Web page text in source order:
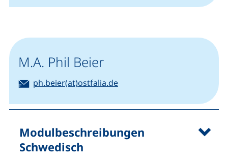
M.A. Phil Beier
E-Mail:
ph.beier(at)ostfalia.de
Modulbeschreibungen
Schwedisch